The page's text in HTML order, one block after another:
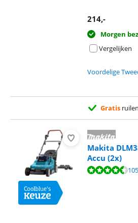
214,-
Morgen
Vergelijken
Voordelige
Gratis ruilen
Makita
Accu (2x)
Beoordeling is 8,8 van de 10, gebaseerd op